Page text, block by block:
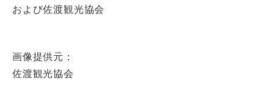
および佐渡観光協会
画像提供元：
佐渡観光協会